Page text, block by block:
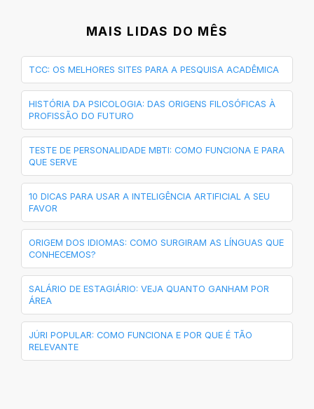
MAIS LIDAS DO MÊS
TCC: OS MELHORES SITES PARA A PESQUISA ACADÊMICA
HISTÓRIA DA PSICOLOGIA: DAS ORIGENS FILOSÓFICAS À
PROFISSÃO DO FUTURO
TESTE DE PERSONALIDADE MBTI: COMO FUNCIONA E PARA
QUE SERVE
10 DICAS PARA USAR A INTELIGÊNCIA ARTIFICIAL A SEU
FAVOR
ORIGEM DOS IDIOMAS: COMO SURGIRAM AS LÍNGUAS QUE
CONHECEMOS?
SALÁRIO DE ESTAGIÁRIO: VEJA QUANTO GANHAM POR
ÁREA
JÚRI POPULAR: COMO FUNCIONA E POR QUE É TÃO
RELEVANTE